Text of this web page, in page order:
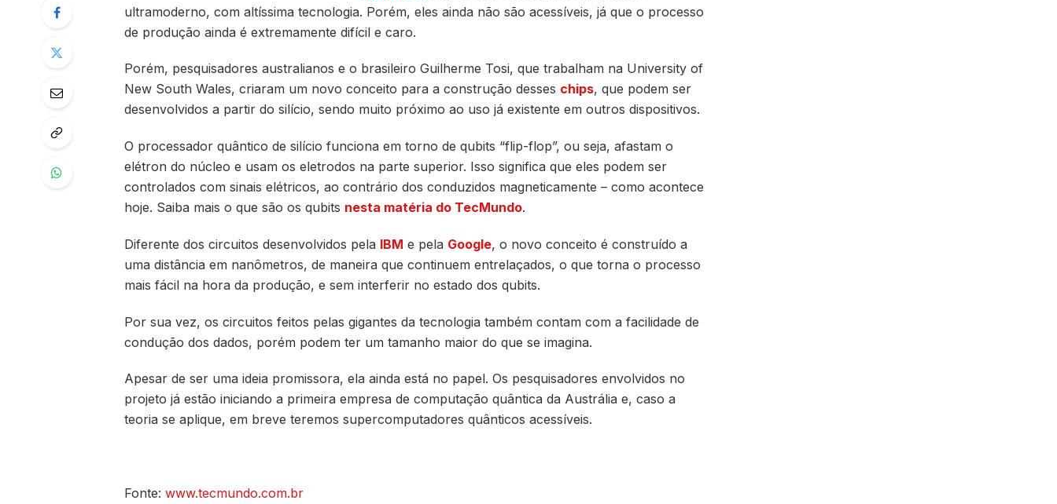
ultramoderno, com altíssima tecnologia. Porém, eles ainda não são acessíveis, já que o processo
de produção ainda é extremamente difícil e caro.
Porém, pesquisadores australianos e o brasileiro Guilherme Tosi, que trabalham na University of
New South Wales, criaram um novo conceito para a construção desses chips, que podem ser
desenvolvidos a partir do silício, sendo muito próximo ao uso já existente em outros dispositivos.
O processador quântico de silício funciona em torno de qubits “flip-flop”, ou seja, afastam o
elétron do núcleo e usam os eletrodos na parte superior. Isso significa que eles podem ser
controlados com sinais elétricos, ao contrário dos conduzidos magneticamente – como acontece
hoje. Saiba mais o que são os qubits nesta matéria do TecMundo.
Diferente dos circuitos desenvolvidos pela IBM e pela Google, o novo conceito é construído a
uma distância em nanômetros, de maneira que continuem entrelaçados, o que torna o processo
mais fácil na hora da produção, e sem interferir no estado dos qubits.
Por sua vez, os circuitos feitos pelas gigantes da tecnologia também contam com a facilidade de
condução dos dados, porém podem ter um tamanho maior do que se imagina.
Apesar de ser uma ideia promissora, ela ainda está no papel. Os pesquisadores envolvidos no
projeto já estão iniciando a primeira empresa de computação quântica da Austrália e, caso a
teoria se aplique, em breve teremos supercomputadores quânticos acessíveis.
Fonte: www.tecmundo.com.br